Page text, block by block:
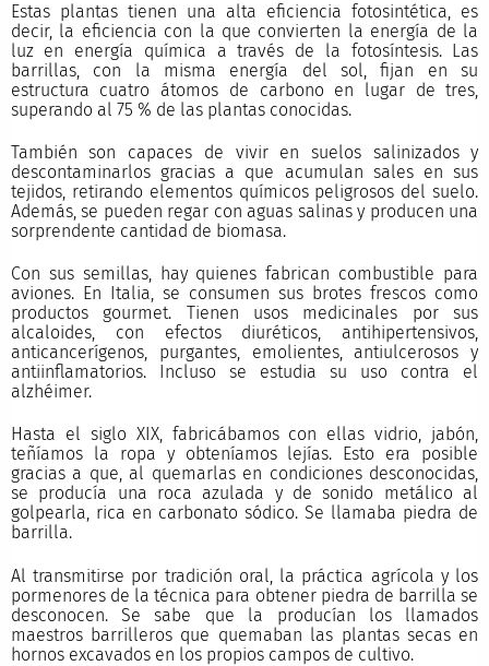
Estas plantas tienen una alta eficiencia fotosintética, es
decir, la eficiencia con la que convierten la energía de la
luz en energía química a través de la fotosíntesis. Las
barrillas, con la misma energía del sol, fijan en su
estructura cuatro átomos de carbono en lugar de tres,
superando al 75 % de las plantas conocidas.
También son capaces de vivir en suelos salinizados y
descontaminarlos gracias a que acumulan sales en sus
tejidos, retirando elementos químicos peligrosos del suelo.
Además, se pueden regar con aguas salinas y producen una
sorprendente cantidad de biomasa.
Con sus semillas, hay quienes fabrican combustible para
aviones. En Italia, se consumen sus brotes frescos como
productos gourmet. Tienen usos medicinales por sus
alcaloides, con efectos diuréticos, antihipertensivos,
anticancerígenos, purgantes, emolientes, antiulcerosos y
antiinflamatorios. Incluso se estudia su uso contra el
alzhéimer.
Hasta el siglo XIX, fabricábamos con ellas vidrio, jabón,
teñíamos la ropa y obteníamos lejías. Esto era posible
gracias a que, al quemarlas en condiciones desconocidas,
se producía una roca azulada y de sonido metálico al
golpearla, rica en carbonato sódico. Se llamaba piedra de
barrilla.
Al transmitirse por tradición oral, la práctica agrícola y los
pormenores de la técnica para obtener piedra de barrilla se
desconocen. Se sabe que la producían los llamados
maestros barrilleros que quemaban las plantas secas en
hornos excavados en los propios campos de cultivo.